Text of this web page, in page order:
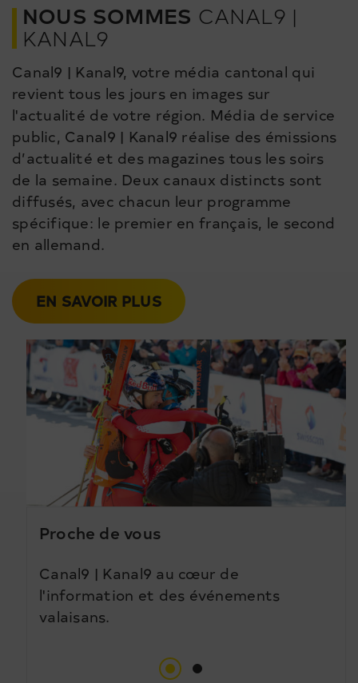
NOUS SOMMES CANAL9 |
KANAL9
Canal9 | Kanal9, votre média cantonal qui
revient tous les jours en images sur
l'actualité de votre région. Média de service
public, Canal9 | Kanal9 réalise des émissions
d’actualité et des magazines tous les soirs
de la semaine. Deux canaux distincts sont
diffusés, avec chacun leur programme
spécifique: le premier en français, le second
en allemand.
EN SAVOIR PLUS
Proche de vous
Canal9 | Kanal9 au cœur de
l'information et des événements
valaisans.